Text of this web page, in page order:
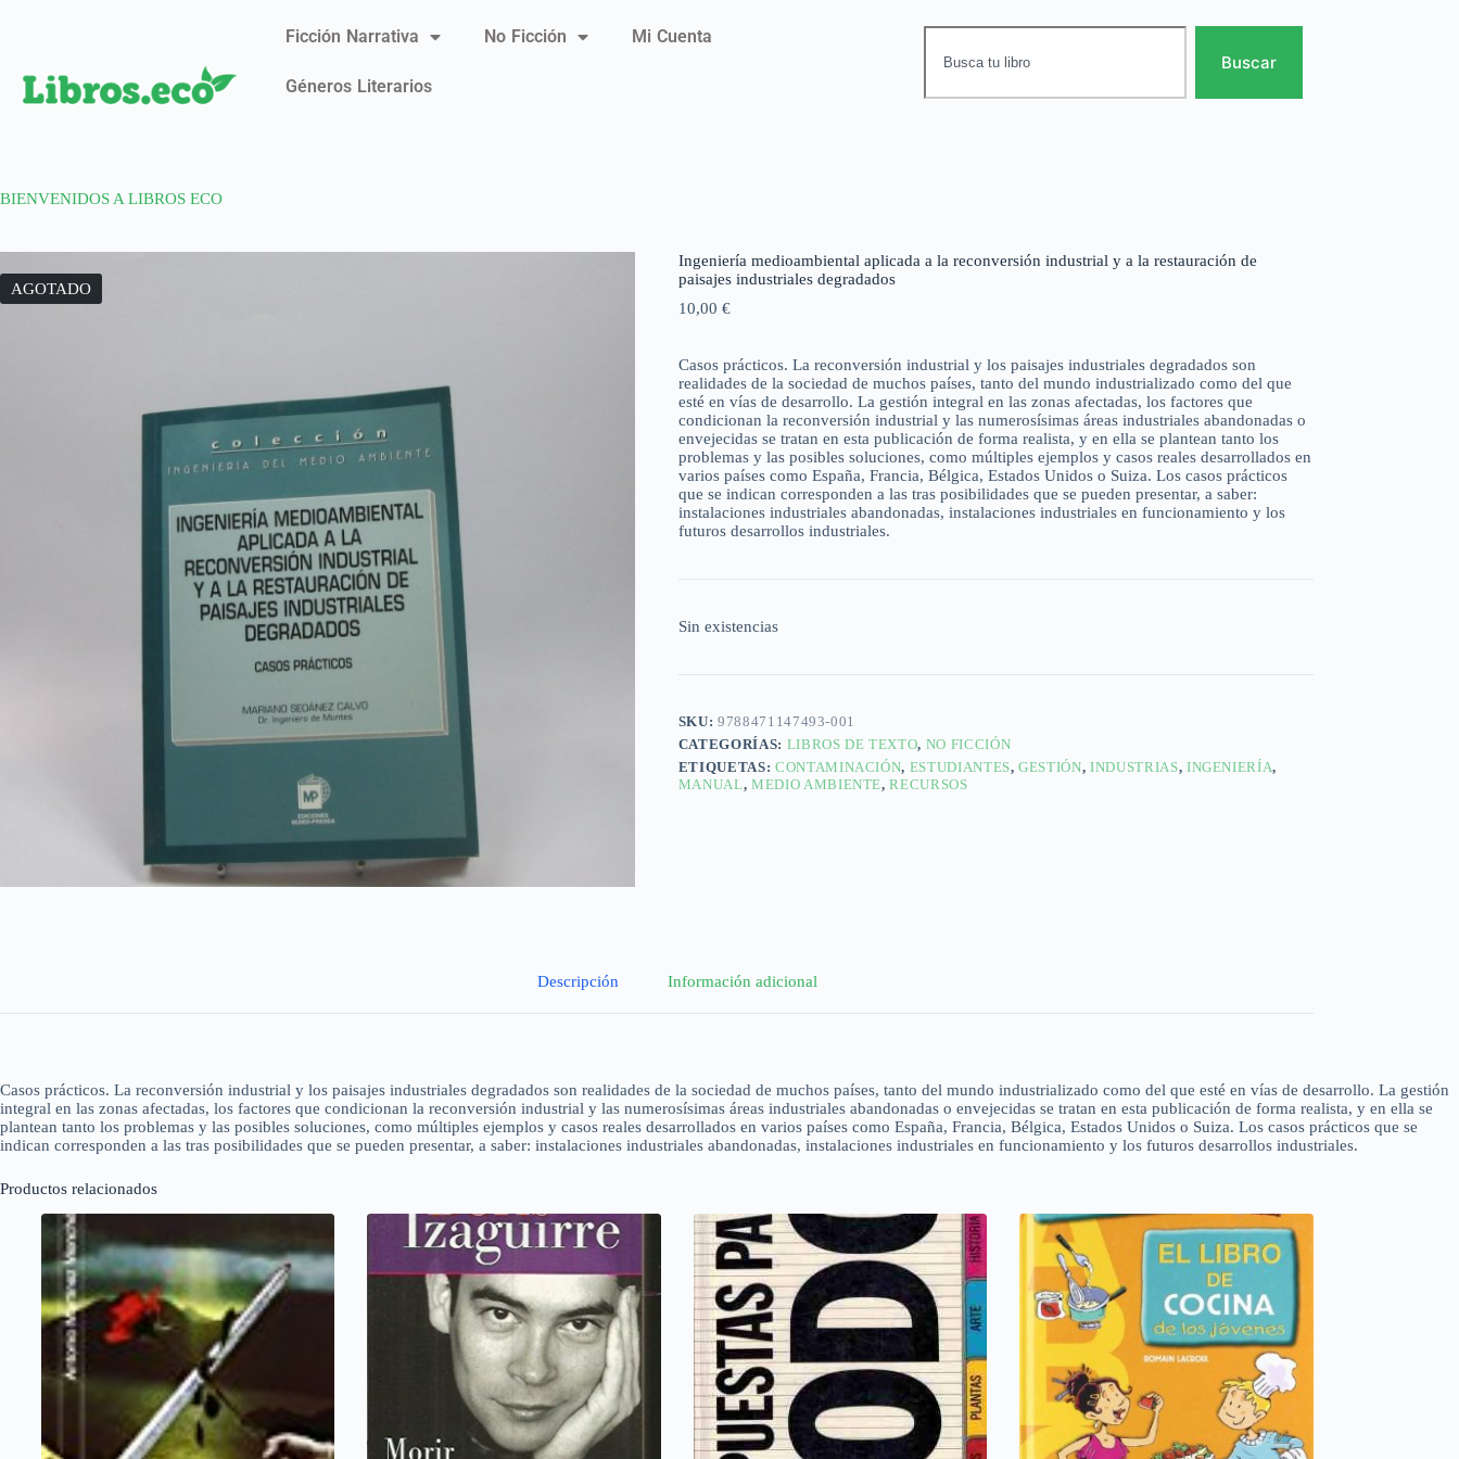
Ficción Narrativa No Ficción Mi Cuenta
Géneros Literarios
Buscar
BIENVENIDOS A LIBROS ECO
AGOTADO
Ingeniería medioambiental aplicada a la reconversión industrial y a la restauración de
paisajes industriales degradados
10,00 €
Casos prácticos. La reconversión industrial y los paisajes industriales degradados son
realidades de la sociedad de muchos países, tanto del mundo industrializado como del que
esté en vías de desarrollo. La gestión integral en las zonas afectadas, los factores que
condicionan la reconversión industrial y las numerosísimas áreas industriales abandonadas o
envejecidas se tratan en esta publicación de forma realista, y en ella se plantean tanto los
problemas y las posibles soluciones, como múltiples ejemplos y casos reales desarrollados en
varios países como España, Francia, Bélgica, Estados Unidos o Suiza. Los casos prácticos
que se indican corresponden a las tras posibilidades que se pueden presentar, a saber:
instalaciones industriales abandonadas, instalaciones industriales en funcionamiento y los
futuros desarrollos industriales.
Sin existencias
SKU:9788471147493-001
CATEGORÍAS: LIBROS DE TEXTO, NO FICCIÓN
ETIQUETAS: CONTAMINACIÓN, ESTUDIANTES,GESTIÓN,INDUSTRIAS, INGENIERÍA,
MANUAL,MEDIO AMBIENTE,RECURSOS
Descripción Información adicional
Casos prácticos. La reconversión industrial y los paisajes industriales degradados son realidades de la sociedad de muchos países, tanto del mundo industrializado como del que esté en vías de desarrollo. La gestión
integral en las zonas afectadas, los factores que condicionan la reconversión industrial y las numerosísimas áreas industriales abandonadas o envejecidas se tratan en esta publicación de forma realista, y en ella se
plantean tanto los problemas y las posibles soluciones, como múltiples ejemplos y casos reales desarrollados en varios países como España, Francia, Bélgica, Estados Unidos o Suiza. Los casos prácticos que se
indican corresponden a las tras posibilidades que se pueden presentar, a saber: instalaciones industriales abandonadas, instalaciones industriales en funcionamiento y los futuros desarrollos industriales.
Productos relacionados